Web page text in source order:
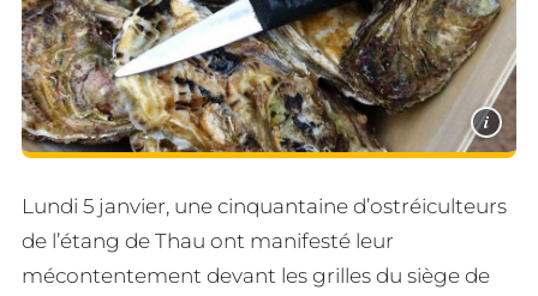
i
Lundi 5 janvier, une cinquantaine d’ostréiculteurs
de l’étang de Thau ont manifesté leur
mécontentement devant les grilles du siège de